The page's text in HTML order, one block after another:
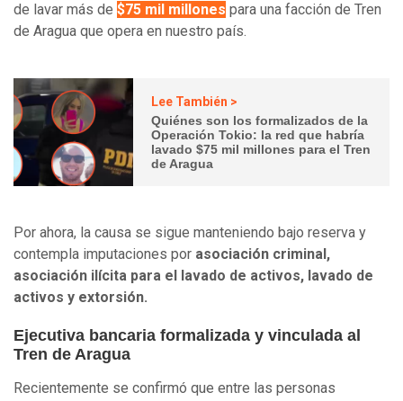
de lavar más de $75 mil millones para una facción de Tren
de Aragua que opera en nuestro país.
Lee También >
Quiénes son los formalizados de la
Operación Tokio: la red que habría
lavado $75 mil millones para el Tren
de Aragua
Por ahora, la causa se sigue manteniendo bajo reserva y
contempla imputaciones por asociación criminal,
asociación ilícita para el lavado de activos, lavado de
activos y extorsión.
Ejecutiva bancaria formalizada y vinculada al
Tren de Aragua
Recientemente se confirmó que entre las personas